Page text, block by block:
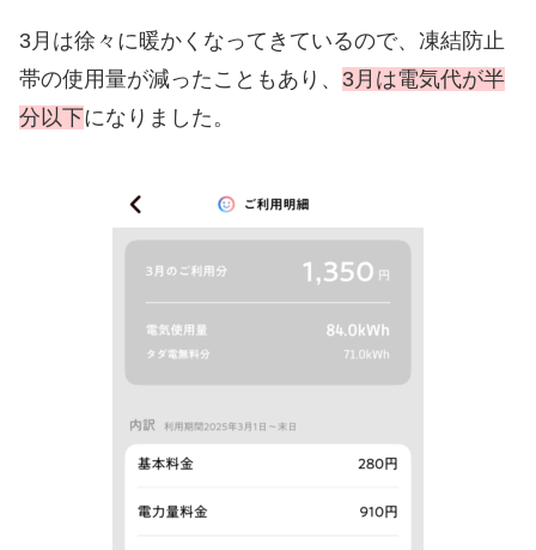
3月は徐々に暖かくなってきているので、凍結防止
帯の使用量が減ったこともあり、 3月は電気代が半
分以下になりました。